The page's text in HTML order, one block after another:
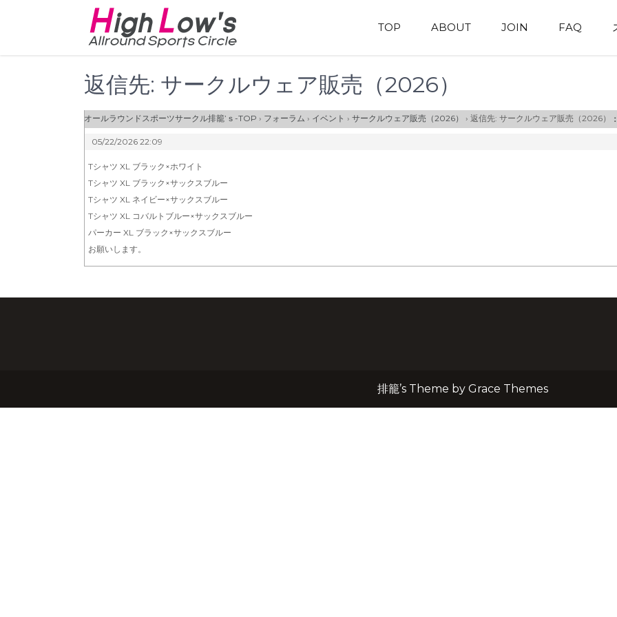
TOP ABOUT JOIN FAQ
返信先: サークルウェア販売（2026）
オールラウンドスポーツサークル排籠’ｓ-TOP › フォーラム › イベント › サークルウェア販売（2026） › 返信先: サークルウェア販売（2026）
05/22/2026 22:09
Tシャツ XL ブラック×ホワイト
Tシャツ XL ブラック×サックスブルー
Tシャツ XL ネイビー×サックスブルー
Tシャツ XL コバルトブルー×サックスブルー
パーカー XL ブラック×サックスブルー
お願いします。
排籠’s Theme by Grace Themes